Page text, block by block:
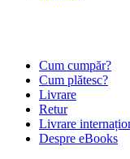
Cum cumpăr?
Cum plătesc?
Livrare
Retur
Livrare
Despre eBooks